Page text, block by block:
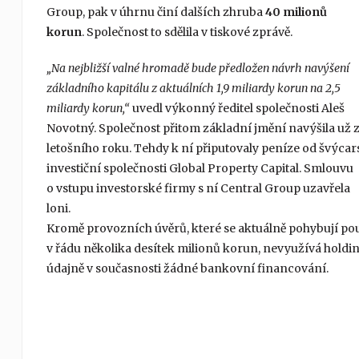
Group, pak v úhrnu činí dalších zhruba40 milionů
korun. Společnost to sdělila v tiskové zprávě.
„Na nejbližší valné hromadě bude předložen návrh navýšení
základního kapitálu z aktuálních 1,9 miliardy korun na 2,5
miliardy korun,“ uvedl výkonný ředitel společnosti Aleš
Novotný. Společnost přitom základní jmění navýšila už
letošního roku. Tehdy k ní připutovaly peníze od
investiční společnosti Global Property Capital. Smlouvu
o vstupu investorské firmy s ní Central Group uzavřela
loni.
Kromě provozních úvěrů, které se aktuálně pohybují
v řádu několika desítek milionů korun, nevyužívá
údajně v současnosti žádné bankovní financování.